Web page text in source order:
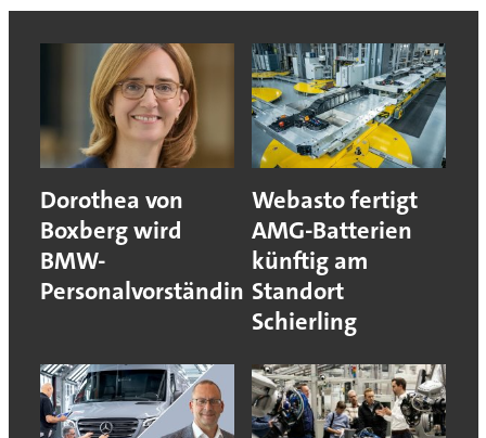
Dorothea von
Boxberg wird
BMW-
Personalvorständin
Webasto fertigt
AMG-Batterien
künftig am
Standort
Schierling